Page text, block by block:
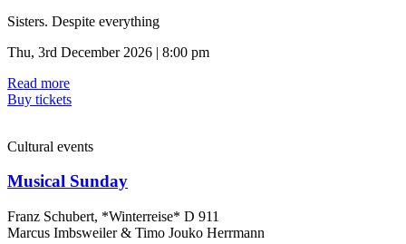
Sisters. Despite everything
Thu, 3rd December 2026 | 8:00 pm
Read more
Buy tickets
Cultural events
Musical Sunday
Franz Schubert, *Winterreise* D 911
Marcus Imbsweiler & Timo Jouko Herrmann